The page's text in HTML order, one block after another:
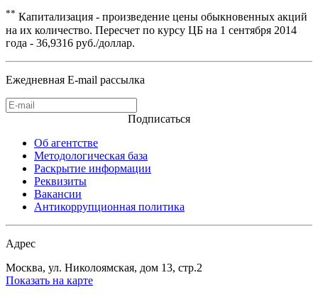
** Капитализация - произведение цены обыкновенных акций
на их количество. Пересчет по курсу ЦБ на 1 сентября 2014
года - 36,9316 руб./доллар.
Ежедневная E-mail рассылка
Подписаться
Об агентстве
Методологическая база
Раскрытие информации
Реквизиты
Вакансии
Антикоррупционная политика
Адрес
Москва, ул. Николоямская, дом 13, стр.2
Показать на карте